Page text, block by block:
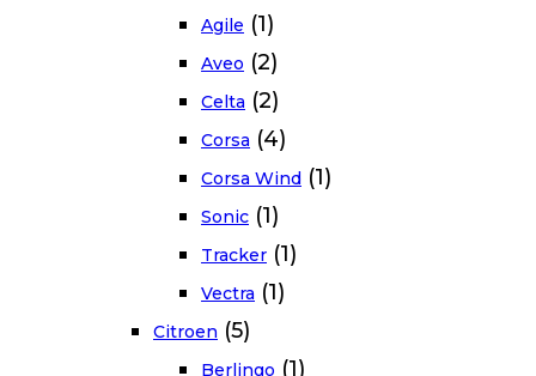
Agile (1)
Aveo (2)
Celta (2)
Corsa (4)
Corsa Wind (1)
Sonic (1)
Tracker (1)
Vectra (1)
Citroen (5)
Berlingo (1)